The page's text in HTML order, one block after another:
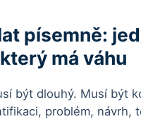
písemně:
má váhu
být dlouhý. Musí být
problém, návrh,